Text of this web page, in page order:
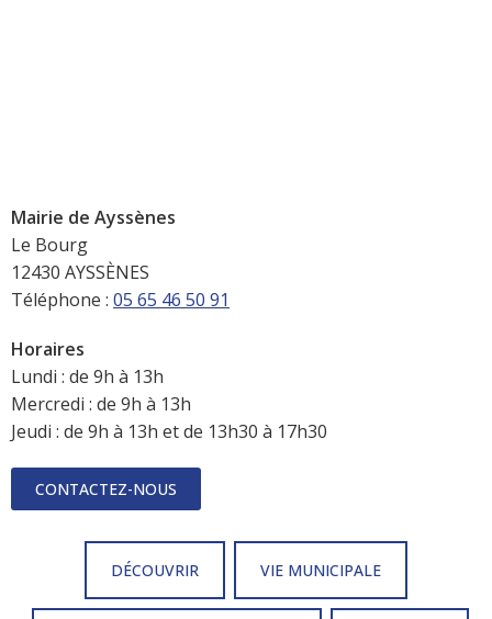
Mairie de Ayssènes
Le Bourg
12430 AYSSÈNES
Téléphone : 05 65 46 50 91
Horaires
Lundi : de 9h à 13h
Mercredi : de 9h à 13h
Jeudi : de 9h à 13h et de 13h30 à 17h30
CONTACTEZ-NOUS
DÉCOUVRIR VIE MUNICIPALE